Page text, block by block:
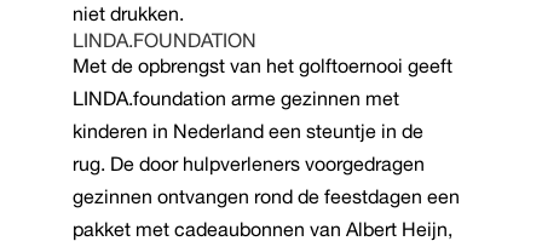
niet drukken.
LINDA.FOUNDATION
Met de opbrengst van het golftoernooi geeft
LINDA.foundation arme gezinnen met
kinderen in Nederland een steuntje in de
rug. De door hulpverleners voorgedragen
gezinnen ontvangen rond de feestdagen een
pakket met cadeaubonnen van Albert Heijn,